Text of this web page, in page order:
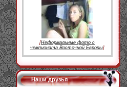
[Неформальные фото с
чемпионата Восточной Европы]
Наши друзья